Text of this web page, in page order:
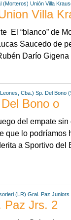
(Morteros) Unión Villa
Villa
El “blanco” de
Saucedo de
Darío Gigena
Cba.) Sp. Del Bono
Bono o
del empate
que lo podríamos
a Sportivo del
(LR) Gral. Paz Juniors
Paz Jrs. 2